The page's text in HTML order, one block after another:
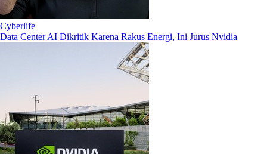
Cyberlife
Data Center AI Dikritik Karena Rakus Energi, Ini Jurus Nvidia